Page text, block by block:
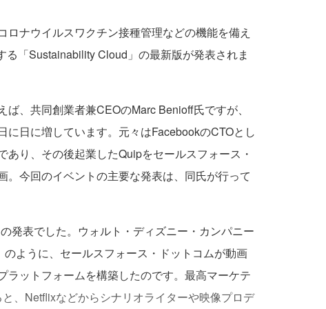
ナウイルスワクチン接種管理などの機能を備え
「Sustainability Cloud」の最新版が発表されま
、共同創業者兼CEOのMarc Benioff氏ですが、
に日に増しています。元々はFacebookのCTOとし
り、その後起業したQuipをセールスフォース・
。今回のイベントの主要な発表は、同氏が行って
表でした。ウォルト・ディズニー・カンパニー
ように、セールスフォース・ドットコムが動画
ラットフォームを構築したのです。最高マーケテ
、Netflixなどからシナリオライターや映像プロデ